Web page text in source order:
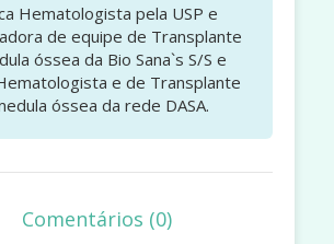
Hematologista pela USP e
de equipe de Transplante
óssea da Bio Sana`s S/S e
e de Transplante
óssea da rede DASA.
Comentários (0)